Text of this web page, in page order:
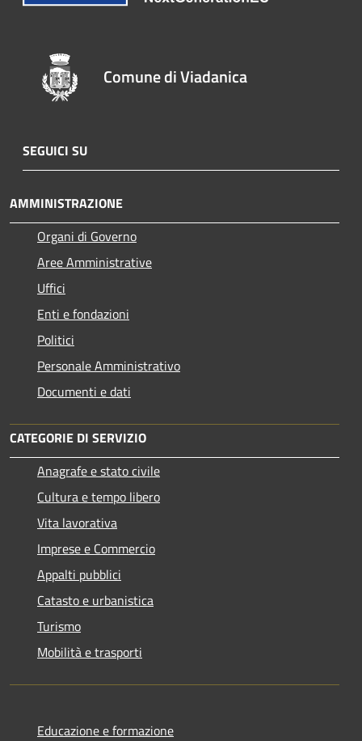
Comune di Viadanica
SEGUICI SU
AMMINISTRAZIONE
Organi di Governo
Aree Amministrative
Uffici
Enti e fondazioni
Politici
Personale Amministrativo
Documenti e dati
CATEGORIE DI SERVIZIO
Anagrafe e stato civile
Cultura e tempo libero
Vita lavorativa
Imprese e Commercio
Appalti pubblici
Catasto e urbanistica
Turismo
Mobilità e trasporti
Educazione e formazione